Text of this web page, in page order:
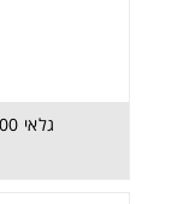
גלאי 500 DT נייח 500 DT UNIPHOS